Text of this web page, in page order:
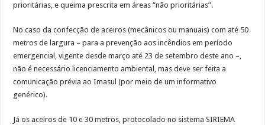
prioritárias, e queima prescrita em áreas “não prioritárias”.
No caso da confecção de aceiros (mecânicos ou manuais) com até 50
metros de largura – para a prevenção aos incêndios em período
emergencial, vigente desde março até 23 de setembro deste ano –,
não é necessário licenciamento ambiental, mas deve ser feita a
comunicação prévia ao Imasul (por meio de um informativo
genérico).
Já os aceiros de 10 e 30 metros, protocolado no sistema SIRIEMA